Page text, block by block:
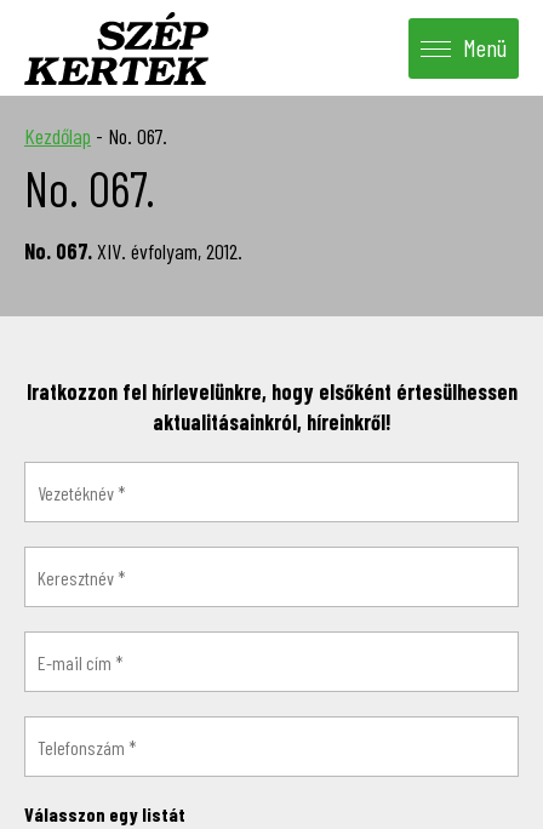
Menü
Kezdőlap - No. 067.
No. 067.
No. 067.XIV. évfolyam, 2012.
Iratkozzon fel hírlevelünkre, hogy elsőként értesülhessen
aktualitásainkról, híreinkről!
Válasszon egy listát